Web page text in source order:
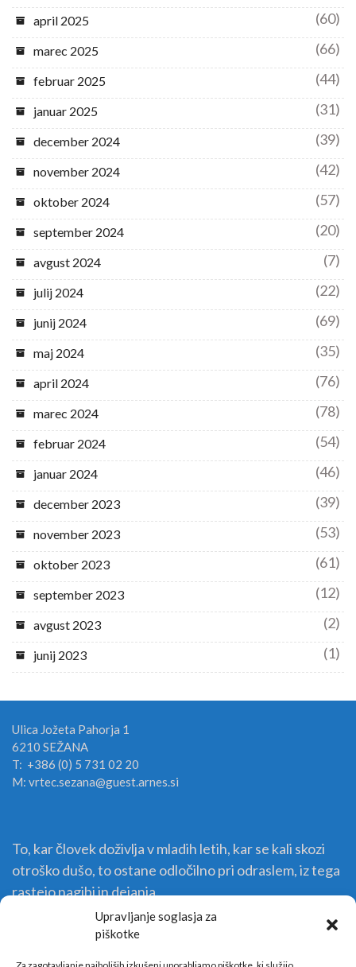
Upravljanje soglasja za
piškotke
april 2025 (60)
marec 2025 (66)
februar 2025 (44)
januar 2025 (31)
december 2024 (39)
november 2024 (42)
oktober 2024 (57)
september 2024 (20)
avgust 2024 (7)
julij 2024 (22)
junij 2024 (69)
maj 2024 (35)
april 2024 (76)
marec 2024 (78)
februar 2024 (54)
januar 2024 (46)
december 2023 (39)
november 2023 (53)
oktober 2023 (61)
september 2023 (12)
avgust 2023 (2)
junij 2023 (1)
Ulica Jožeta Pahorja 1
6210 SEŽANA
T: +386 (0) 5 731 02 20
M: vrtec.sezana@guest.arnes.si
To, kar človek doživlja v mladih letih, kar se kali skozi
otroško dušo, to ostane odločilno pri odraslem, iz tega
rastejo nagibi in dejanja.